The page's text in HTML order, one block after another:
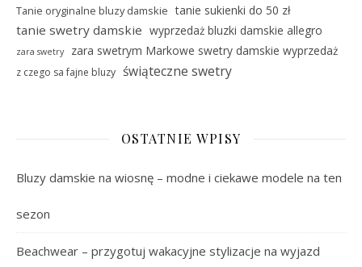
Tanie oryginalne bluzy damskie tanie sukienki do 50 zł
tanie swetry damskie wyprzedaż bluzki damskie allegro
zara swetry zara swetrym Markowe swetry damskie wyprzedaż
z czego sa fajne bluzy świąteczne swetry
OSTATNIE WPISY
Bluzy damskie na wiosnę – modne i ciekawe modele na ten
sezon
Beachwear – przygotuj wakacyjne stylizacje na wyjazd